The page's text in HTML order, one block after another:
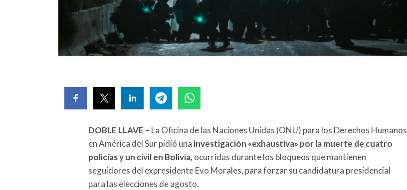
DOBLE LLAVE – La Oficina de las Naciones Unidas (ONU) para los Derechos Humanos
en América del Sur pidió una investigación «exhaustiva» por la muerte de cuatro
policías y un civil en Bolivia, ocurridas durante los bloqueos que mantienen
seguidores del expresidente Evo Morales, para forzar su candidatura presidencial
para las elecciones de agosto.